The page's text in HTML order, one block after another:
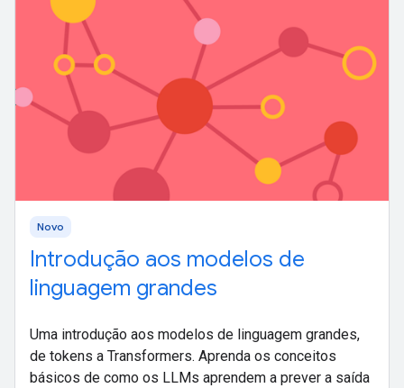
Novo
Introdução aos modelos de
linguagem grandes
Uma introdução aos modelos de linguagem grandes,
de tokens a Transformers. Aprenda os conceitos
básicos de como os LLMs aprendem a prever a saída